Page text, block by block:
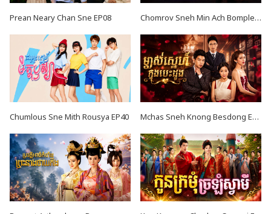
Prean Neary Chan Sne EP08 Chomrov Sneh Min Ach Bomplech END24
Chumlous Sne Mith Rousya EP40 Mchas Sneh Knong Besdong EP38